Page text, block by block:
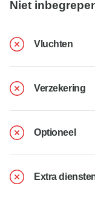
Niet
Vluchten
Verzekering
Optioneel
Extra